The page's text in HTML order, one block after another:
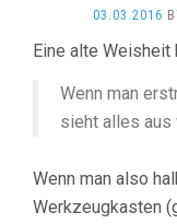
03.03.2016
Eine alte
Wenn man
sieht alles aus
Wenn man also
Werkzeugkasten